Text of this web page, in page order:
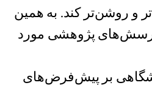
و روشن‌تر کند. به همین
پرسش‌های پژوهشی مورد
بر پیش‌فرض‌های